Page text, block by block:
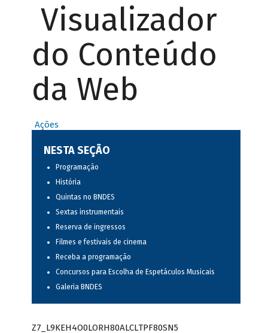
Visualizador
do Conteúdo
da Web
Ações
NESTA SEÇÃO
Programação
História
Quintas no BNDES
Sextas instrumentais
Reserva de ingressos
Filmes e festivais de cinema
Receba a programação
Concursos para Escolha de Espetáculos Musicais
Galeria BNDES
Z7_L9KEH4O0LORH80ALCLTPF80SN5